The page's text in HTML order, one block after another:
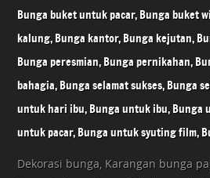
Bunga buket untuk pacar, Bunga buket
kalung, Bunga kantor, Bunga kejutan,
Bunga peresmian, Bunga pernikahan,
bahagia, Bunga selamat sukses, Bunga
untuk hari ibu, Bunga untuk ibu,
untuk pacar, Bunga untuk syuting film,
Dekorasi bunga, Karangan bunga